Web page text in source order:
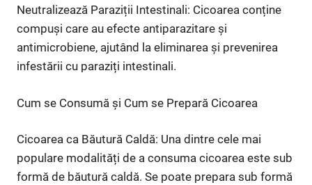
Neutralizează Paraziții Intestinali: Cicoarea conține
compuși care au efecte antiparazitare și
antimicrobiene, ajutând la eliminarea și prevenirea
infestării cu paraziți intestinali.
Cum se Consumă și Cum se Prepară Cicoarea
Cicoarea ca Băutură Caldă: Una dintre cele mai
populare modalități de a consuma cicoarea este sub
formă de băutură caldă. Se poate prepara sub formă